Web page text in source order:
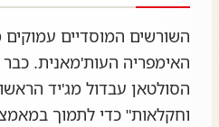
השורשים המוסדיים עמוקים
הסולטאן עבדול מג'יד
וחקלאות" כדי לתמוך